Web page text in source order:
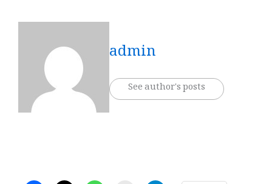
admin
See author's posts